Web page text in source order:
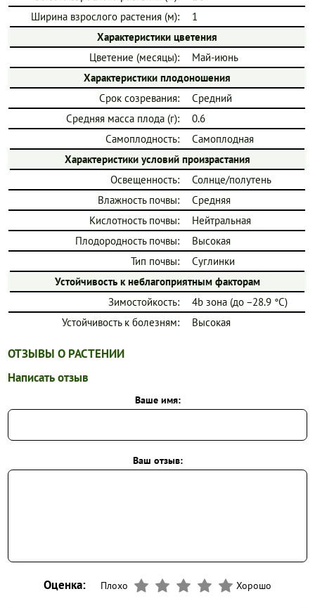
Ширина взрослого растения (м):
1
Характеристики цветения
Цветение (месяцы):
Май-июнь
Характеристики плодоношения
Срок созревания:
Средний
Средняя масса плода (г):
0.6
Самоплодность:
Самоплодная
Характеристики условий произрастания
Освещенность:
Солнце/полутень
Влажность почвы:
Средняя
Кислотность почвы:
Нейтральная
Плодородность почвы:
Высокая
Тип почвы:
Суглинки
Устойчивость к неблагоприятным факторам
Зимостойкость:
4b зона (до −28.9 °C)
Устойчивость к болезням:
Высокая
ОТЗЫВЫ О РАСТЕНИИ
Написать отзыв
Ваше имя:
Ваш отзыв:
Оценка: Плохо Хорошо